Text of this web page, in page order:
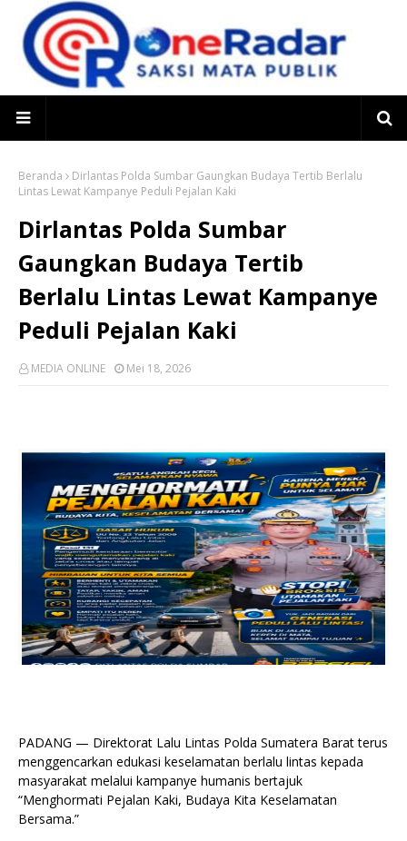
Beranda
Dirlantas Polda Sumbar Gaungkan Budaya Tertib Berlalu
Lintas Lewat Kampanye Peduli Pejalan Kaki
Dirlantas Polda Sumbar
Gaungkan Budaya Tertib
Berlalu Lintas Lewat Kampanye
Peduli Pejalan Kaki
MEDIA ONLINE Mei 18, 2026
PADANG — Direktorat Lalu Lintas Polda Sumatera Barat terus
menggencarkan edukasi keselamatan berlalu lintas kepada
masyarakat melalui kampanye humanis bertajuk
“Menghormati Pejalan Kaki, Budaya Kita Keselamatan
Bersama.”